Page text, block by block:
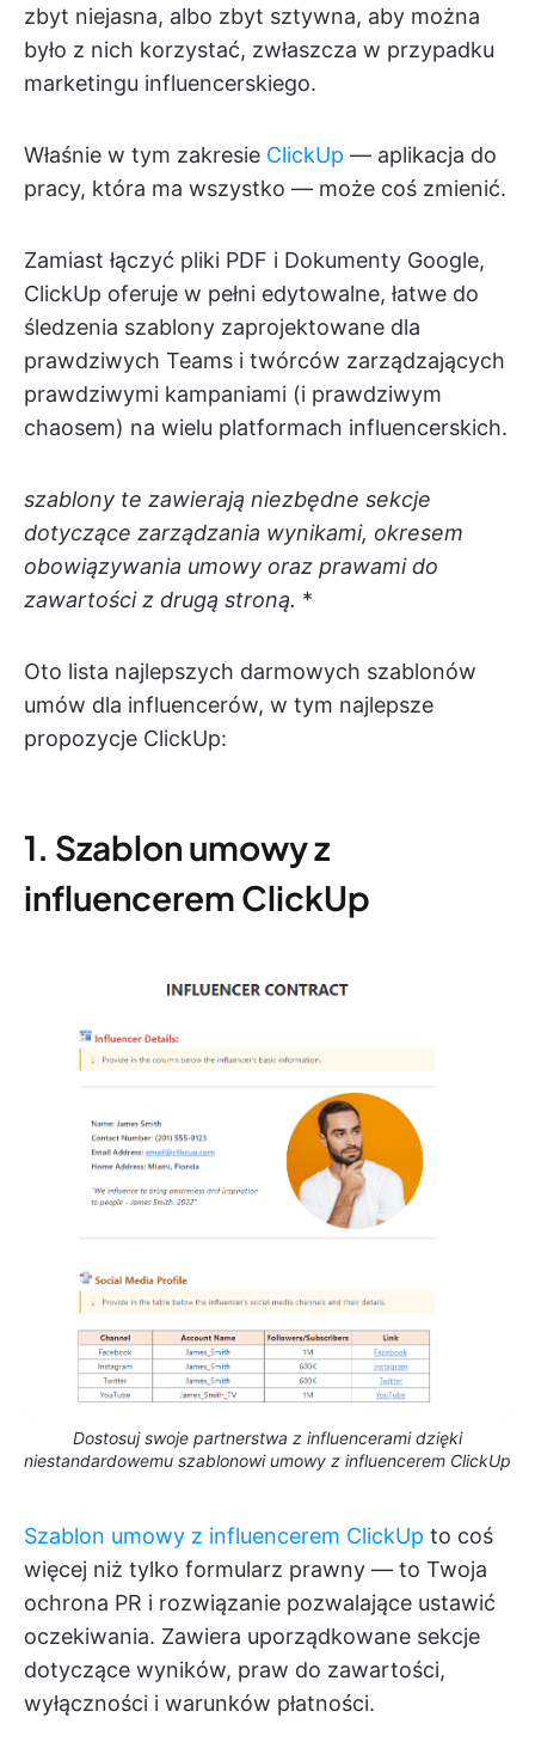
zbyt niejasna, albo zbyt sztywna, aby można
było z nich korzystać, zwłaszcza w przypadku
marketingu influencerskiego.
Właśnie w tym zakresie ClickUp — aplikacja do
pracy, która ma wszystko — może coś zmienić.
Zamiast łączyć pliki PDF i Dokumenty Google,
ClickUp oferuje w pełni edytowalne, łatwe do
śledzenia szablony zaprojektowane dla
prawdziwych Teams i twórców zarządzających
prawdziwymi kampaniami (i prawdziwym
chaosem) na wielu platformach influencerskich.
szablony te zawierają niezbędne sekcje
dotyczące zarządzania wynikami, okresem
obowiązywania umowy oraz prawami do
zawartości z drugą stroną. *
Oto lista najlepszych darmowych szablonów
umów dla influencerów, w tym najlepsze
propozycje ClickUp:
1. Szablon umowy z
influencerem ClickUp
Dostosuj swoje partnerstwa z influencerami dzięki
niestandardowemu szablonowi umowy z influencerem ClickUp
Szablon umowy z influencerem ClickUp to coś
więcej niż tylko formularz prawny — to Twoja
ochrona PR i rozwiązanie pozwalające ustawić
oczekiwania. Zawiera uporządkowane sekcje
dotyczące wyników, praw do zawartości,
wyłączności i warunków płatności.